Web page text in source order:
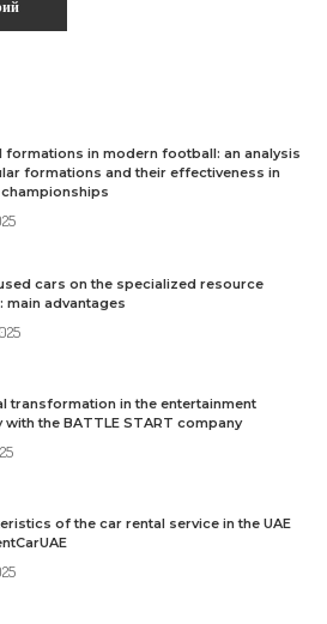
formations in modern football: an analysis
formations and their effectiveness in
cars on the specialized resource
main advantages
transformation in the entertainment
with the BATTLE START company
of the car rental service in the UAE